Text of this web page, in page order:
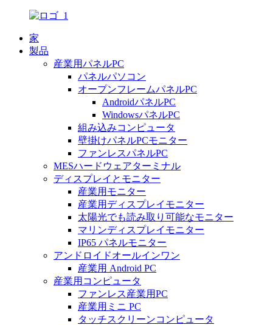
家
製品
産業用パネルPC
パネルパソコン
オープンフレームパネルPC
AndroidパネルPC
WindowsパネルPC
組み込みコンピュータ
壁掛けパネルPCモニター
ファンレスパネルPC
MESハードウェアターミナル
ディスプレイとモニター
産業用モニター
産業用ディスプレイモニター
太陽光でも読み取り可能なモニター
マリンディスプレイモニター
IP65 パネルモニター
アンドロイドオールインワン
産業用 Android PC
産業用コンピュータ
ファンレス産業用PC
産業用ミニ PC
タッチスクリーンコンピュータ